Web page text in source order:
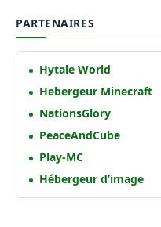
PARTENAIRES
Hytale World
Hebergeur Minecraft
NationsGlory
PeaceAndCube
Play-MC
Hébergeur d’image